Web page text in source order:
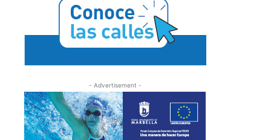
- Advertisement -